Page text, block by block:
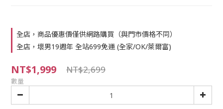
全店，商品優惠價僅供網路購買（與門市價格不同）
全店，壞男19週年 全站699免運 (全家/OK/萊爾富)
NT$1,999 NT$2,699
數量